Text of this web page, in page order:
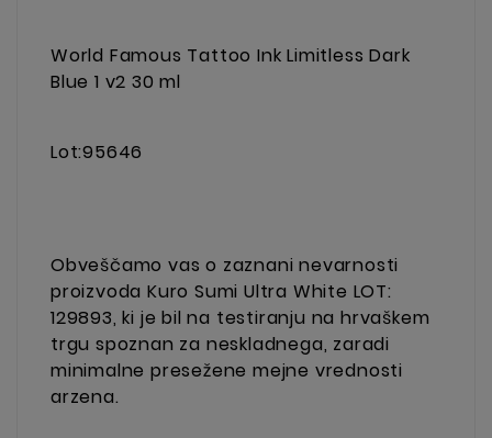
World Famous Tattoo Ink Limitless Dark
Blue 1 v2 30 ml
Lot:95646
Obveščamo vas o zaznani nevarnosti
proizvoda Kuro Sumi Ultra White LOT:
129893, ki je bil na testiranju na hrvaškem
trgu spoznan za neskladnega, zaradi
minimalne presežene mejne vrednosti
arzena.